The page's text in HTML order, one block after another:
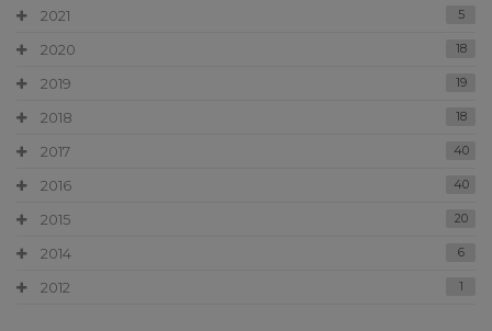
2021 5
2020 18
2019 19
2018 18
2017 40
2016 40
2015 20
2014 6
2012 1